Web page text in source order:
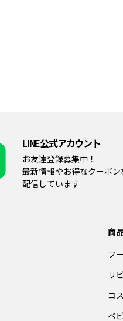
LINE公式アカウント
お友達登録募集中！
最新情報やお得なクーポン
配信しています
商
フ
リ
コ
ベ